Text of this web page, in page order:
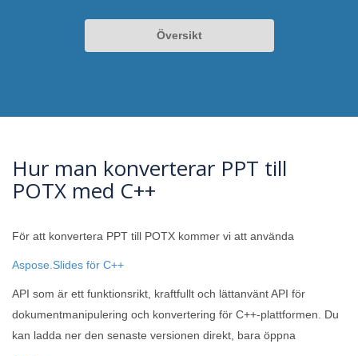
Översikt
Hur man konverterar PPT till
POTX med C++
För att konvertera PPT till POTX kommer vi att använda
Aspose.Slides för C++
API som är ett funktionsrikt, kraftfullt och lättanvänt API för
dokumentmanipulering och konvertering för C++-plattformen. Du
kan ladda ner den senaste versionen direkt, bara öppna